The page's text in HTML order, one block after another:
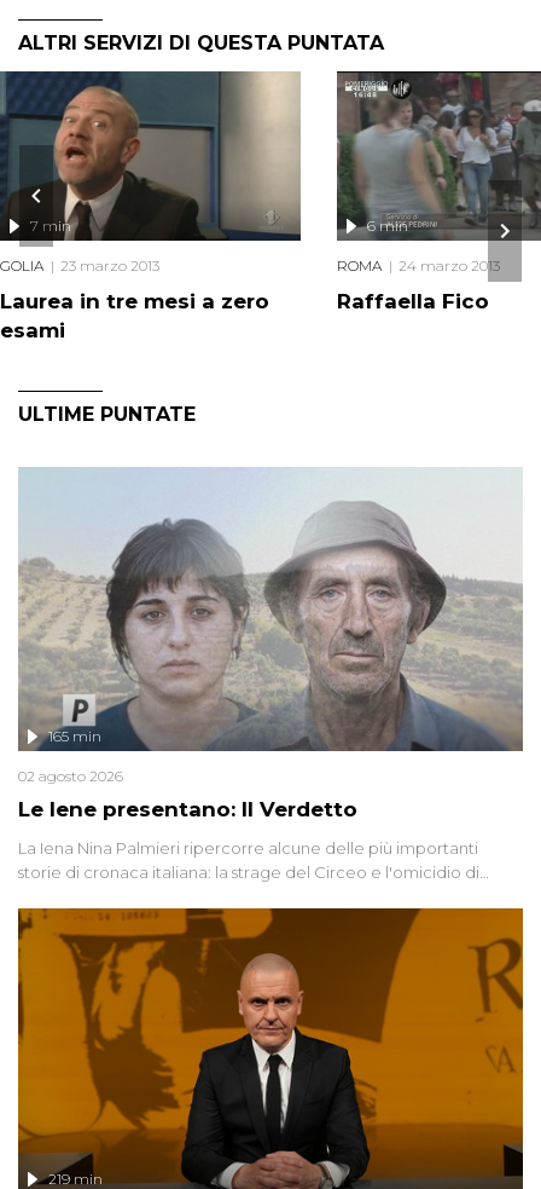
ALTRI SERVIZI DI QUESTA PUNTATA
Laurea in tre mesi a zero
esami
7 min
GOLIA 23 marzo 2013
Raffaella Fico
6 min
ROMA 24 marzo 2013
ULTIME PUNTATE
Le Iene presentano: Il Verdetto
165 min
02 agosto 2026
La Iena Nina Palmieri ripercorre alcune delle più importanti
storie di cronaca italiana: la strage del Circeo e l'omicidio di
219 min